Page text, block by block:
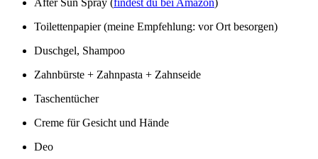
Toilettenpapier (meine Empfehlung: vor Ort besorgen)
Duschgel, Shampoo
Zahnbürste + Zahnpasta + Zahnseide
Taschentücher
Creme für Gesicht und Hände
Deo